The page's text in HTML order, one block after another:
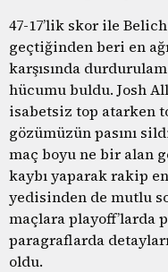
47-17’lik skor ile
geçtiğinden beri en
karşısında
hücumu buldu. Josh
isabetsiz top atarken
gözümüzün pasını
maç boyu ne bir alan
kaybı yaparak rakip
yedisinden de mutlu
maçlara playoff’larda
paragraflarda
oldu.